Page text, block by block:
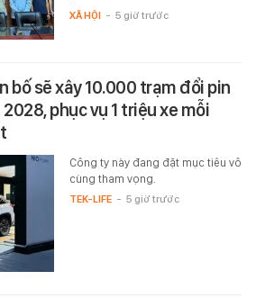
XÃ HỘI - 5 giờ trước
bố sẽ xây 10.000 trạm đổi pin
phục vụ 1 triệu xe mỗi
Công ty này đang đặt mục tiêu vô
cùng tham vọng.
TEK-LIFE - 5 giờ trước